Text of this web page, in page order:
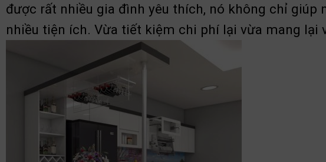
được rất nhiều gia đình yêu thích, nó không chỉ
nhiều tiện ích. Vừa tiết kiệm chi phí lại vừa mang lại